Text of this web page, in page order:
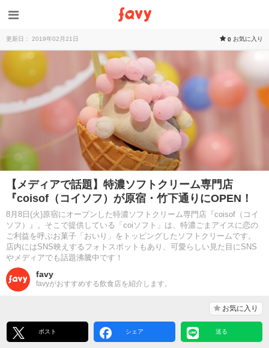
更新日： 2019年02月21日 0 お気に入り
【メディアで話題】特濃ソフトクリーム専門店
『coisof（コイソフ）が原宿・竹下通りにOPEN！
8月8日(火)原宿にオープンした特濃ソフトクリーム専門店『coisof（コイ
ソフ）』。そこで提供している「coiソフト」は、特濃ごまアイスに恋の
ご利益を呼ぶお菓子「おいり」をトッピングしたソフトクリームです。
店内にはSNS映えするフォトスポットもあり、可愛らしい見た目にSNS
やメディアでも話題沸騰中です！
favy
favyがおすすめする飲食店を紹介します。
お気に入り
ポスト シェア 送る